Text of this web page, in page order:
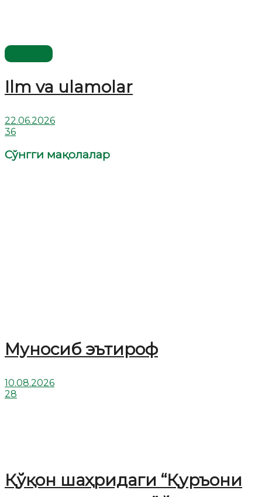
Ilm va ulamolar
22.06.2026
36
Сўнгги мақолалар
Муносиб эътироф
10.08.2026
28
Қўқон шаҳридаги “Қуръони